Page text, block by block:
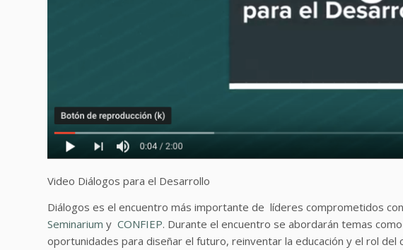
Video Diálogos para el Desarrollo
Diálogos es el encuentro más importante de líderes comprometidos
Seminarium y CONFIEP. Durante el encuentro se abordarán temas
oportunidades para diseñar el futuro, reinventar la educación y el rol del